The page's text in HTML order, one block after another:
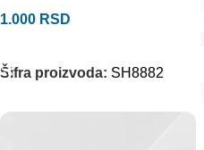
1.000 RSD
Šifra proizvoda: SH8882